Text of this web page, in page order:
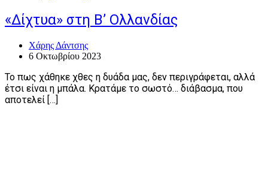
«Δίχτυα» στη Β’ Ολλανδίας
Χάρης Δάντσης
6 Οκτωβρίου 2023
Το πως χάθηκε χθες η δυάδα μας, δεν περιγράφεται, αλλά
έτσι είναι η μπάλα. Κρατάμε το σωστό… διάβασμα, που
αποτελεί […]